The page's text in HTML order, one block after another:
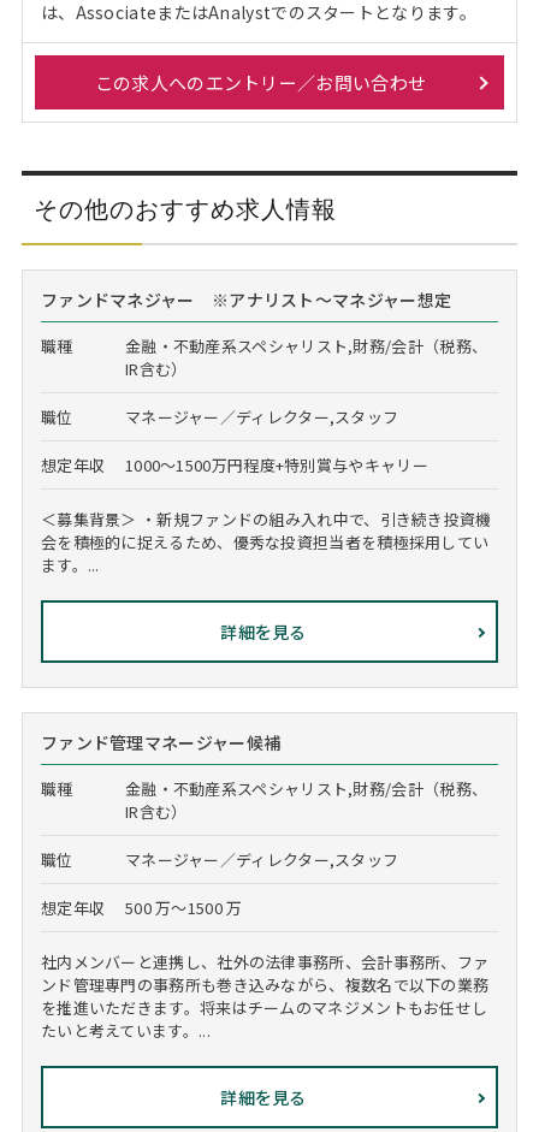
は、AssociateまたはAnalystでのスタートとなります。
この求人へのエントリー／お問い合わせ
その他のおすすめ求人情報
ファンドマネジャー ※アナリスト～マネジャー想定
職種
金融・不動産系スペシャリスト,財務/会計（税務、
IR含む）
職位 マネージャー／ディレクター,スタッフ
想定年収 1000～1500万円程度+特別賞与やキャリー
＜募集背景＞ ・新規ファンドの組み入れ中で、引き続き投資機
会を積極的に捉えるため、優秀な投資担当者を積極採用してい
ます。...
詳細を見る
ファンド管理マネージャー候補
職種
金融・不動産系スペシャリスト,財務/会計（税務、
IR含む）
職位 マネージャー／ディレクター,スタッフ
想定年収 500 万～1500 万
社内メンバーと連携し、社外の法律事務所、会計事務所、ファ
ンド管理専門の事務所も巻き込みながら、複数名で以下の業務
を推進いただきます。将来はチームのマネジメントもお任せし
たいと考えています。...
詳細を見る